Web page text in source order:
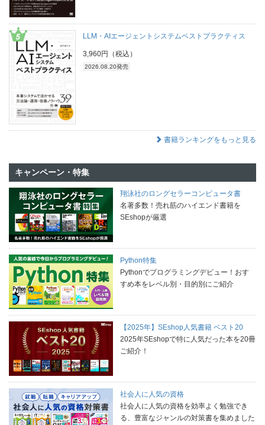
LLM・AIエージェントシステムベストプラクティス
3,960円（税込）
2026.08.20発売
書籍ランキングをもっと見る
キャンペーン・特集
翔泳社のロングセラーコンピュータ書
名著多数！売れ筋のハイエンド書籍を
SEshopが厳選
Python特集
Pythonでプログラミングデビュー！おす
すめ本をレベル別・目的別にご紹介
【2025年】SEshop人気書籍 ベスト20
2025年SEshopで特に人気だった本を20冊
ご紹介！
社会人に人気の資格
社会人に人気の資格を効率よく勉強でき
る、豊富なジャンルの対策書を集めました